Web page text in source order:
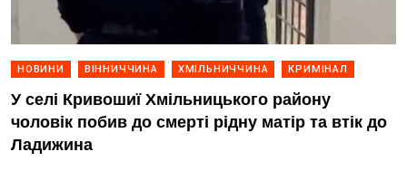
НОВИНИ ВІННИЧЧИНА ХМІЛЬНИЧЧИНА КРИМІНАЛ
У селі Кривошиї Хмільницького району
чоловік побив до смерті рідну матір та втік до
Ладижина